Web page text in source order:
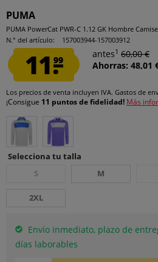
PUMA
PUMA PowerCat PWR-C 1.12 GK Hombre
N.° del artículo:
157003944-157003912
11.99
antes1 60,00 €
Ahorras: 48,01
Los precios de venta incluyen IVA. Gastos de
¡Consigue 11 puntos de fidelidad! Más
Selecciona tu talla
S
M
2XL
Envío inmediato, plazo de
días laborables